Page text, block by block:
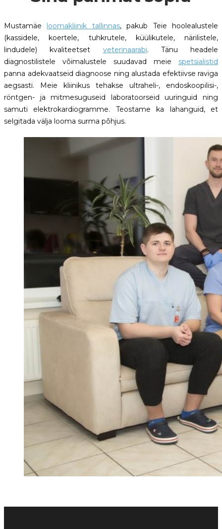
Mustamäe loomakliinik tallinnas, pakub Teie hoolealustele
(kassidele, koertele, tuhkrutele, küülikutele, närilistele,
lindudele) kvaliteetset veterinaarabi. Tänu headele
diagnostilistele võimalustele suudavad meie spetsialistid
panna adekvaatseid diagnoose ning alustada efektiivse raviga
aegsasti. Meie kliinikus tehakse ultraheli-, endoskoopilisi-,
röntgen- ja mitmesuguseid laboratoorseid uuringuid ning
samuti elektrokardiogramme. Teostame ka lahanguid, et
selgitada välja looma surma põhjus.